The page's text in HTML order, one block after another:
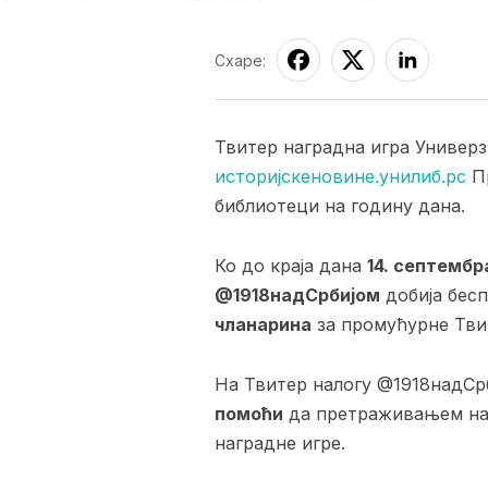
Схаре:
Твитер наградна игра
историјскеновине.унилиб.рс
библиотеци на годину дана.
Ко до краја дана 14.
@1918надСрбијом добија
чланарина за промућурне
На Твитер налогу
помоћи да претраживањем
наградне игре.